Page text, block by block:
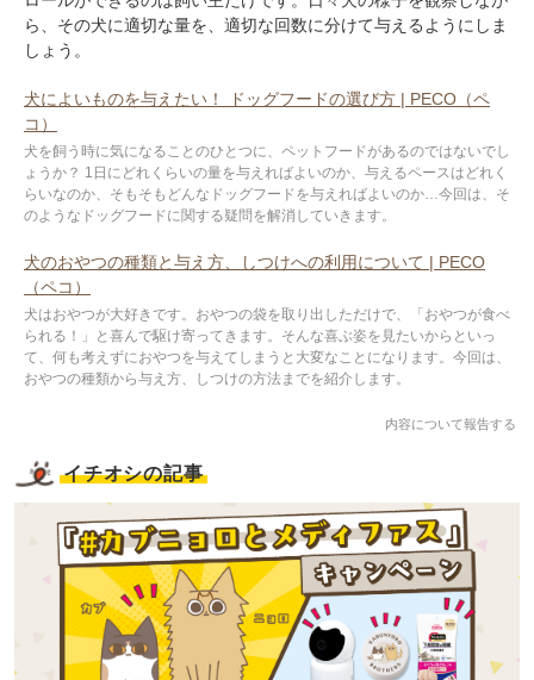
ら、その犬に適切な量を、適切な回数に分けて与えるようにしま
しょう。
犬によいものを与えたい！ ドッグフードの選び方 | PECO（ペ
コ）
犬を飼う時に気になることのひとつに、ペットフードがあるのではないでし
ょうか？ 1日にどれくらいの量を与えればよいのか、与えるペースはどれく
らいなのか、そもそもどんなドッグフードを与えればよいのか…今回は、そ
のようなドッグフードに関する疑問を解消していきます。
犬のおやつの種類と与え方、しつけへの利用について | PECO
（ペコ）
犬はおやつが大好きです。おやつの袋を取り出しただけで、「おやつが食べ
られる！」と喜んで駆け寄ってきます。そんな喜ぶ姿を見たいからといっ
て、何も考えずにおやつを与えてしまうと大変なことになります。今回は、
おやつの種類から与え方、しつけの方法までを紹介します。
内容について報告する
イチオシの記事